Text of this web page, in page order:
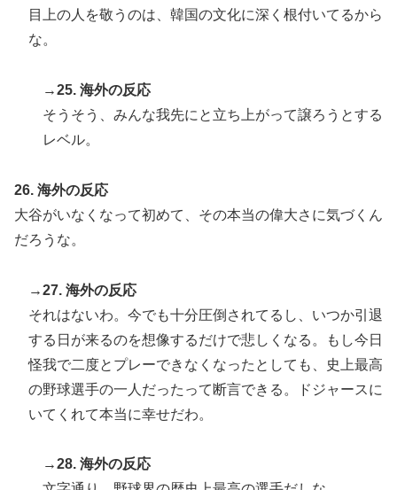
目上の人を敬うのは、韓国の文化に深く根付いてるから
な。
→25. 海外の反応
そうそう、みんな我先にと立ち上がって譲ろうとする
レベル。
26. 海外の反応
大谷がいなくなって初めて、その本当の偉大さに気づくん
だろうな。
→27. 海外の反応
それはないわ。今でも十分圧倒されてるし、いつか引退
する日が来るのを想像するだけで悲しくなる。もし今日
怪我で二度とプレーできなくなったとしても、史上最高
の野球選手の一人だったって断言できる。ドジャースに
いてくれて本当に幸せだわ。
→28. 海外の反応